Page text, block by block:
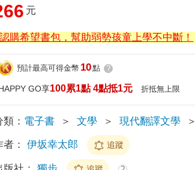
元
認購希望書包，幫助弱勢孩童上學不中斷！
預計最高可得金幣 10點 ?
GO享100累1點 4點抵1元 折抵無上限
類： 電子書 ＞ 文學 ＞ 現代翻譯文學 ＞
者： 伊坂幸太郎 追蹤